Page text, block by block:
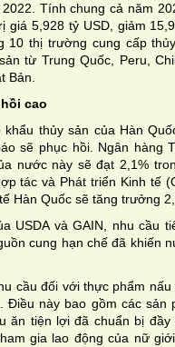
Tính chung cả năm
giá 5,928 tỷ USD, giảm
10 thị trường cung cấp
từ Trung Quốc, Peru,
Bản.
cao
khẩu thủy sản của Hàn
sẽ phục hồi. Ngân hàng
nước này sẽ đạt 2,1%
tác và Phát triển Kinh tế
Hàn Quốc sẽ tăng trưởng
USDA và GAIN, nhu cầu
cung hạn chế đã khiến
cầu đối với thực phẩm
Điều này bao gồm các
ăn tiện lợi đã chuẩn bị
gia lao động của nữ